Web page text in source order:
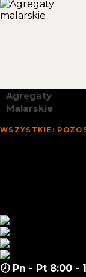
Agregaty
Malarskie
WSZYSTKIE:
🕗 Pn - Pt 8:00 -